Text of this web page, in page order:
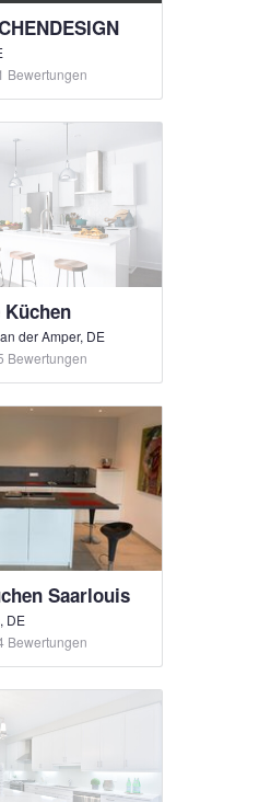
Bewertungen
Küchen
der Amper, DE
Bewertungen
Saarlouis
DE
Bewertungen